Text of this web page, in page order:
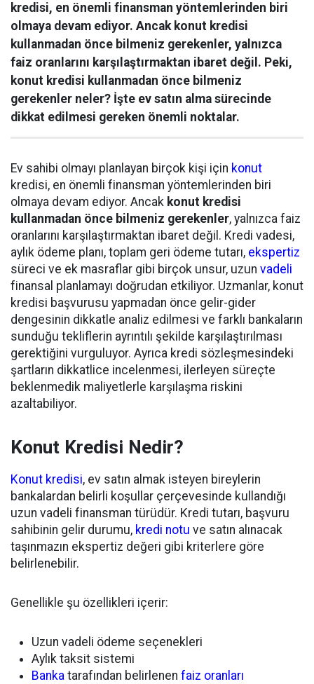
kredisi, en önemli finansman yöntemlerinden biri
olmaya devam ediyor. Ancak konut kredisi
kullanmadan önce bilmeniz gerekenler, yalnızca
faiz oranlarını karşılaştırmaktan ibaret değil. Peki,
konut kredisi kullanmadan önce bilmeniz
gerekenler neler? İşte ev satın alma sürecinde
dikkat edilmesi gereken önemli noktalar.
Ev sahibi olmayı planlayan birçok kişi için konut
kredisi, en önemli finansman yöntemlerinden biri
olmaya devam ediyor. Ancak konut kredisi
kullanmadan önce bilmeniz gerekenler, yalnızca faiz
oranlarını karşılaştırmaktan ibaret değil. Kredi vadesi,
aylık ödeme planı, toplam geri ödeme tutarı, ekspertiz
süreci ve ek masraflar gibi birçok unsur, uzun vadeli
finansal planlamayı doğrudan etkiliyor. Uzmanlar, konut
kredisi başvurusu yapmadan önce gelir-gider
dengesinin dikkatle analiz edilmesi ve farklı bankaların
sunduğu tekliflerin ayrıntılı şekilde karşılaştırılması
gerektiğini vurguluyor. Ayrıca kredi sözleşmesindeki
şartların dikkatlice incelenmesi, ilerleyen süreçte
beklenmedik maliyetlerle karşılaşma riskini
azaltabiliyor.
Konut Kredisi Nedir?
Konut kredisi, ev satın almak isteyen bireylerin
bankalardan belirli koşullar çerçevesinde kullandığı
uzun vadeli finansman türüdür. Kredi tutarı, başvuru
sahibinin gelir durumu, kredi notu ve satın alınacak
taşınmazın ekspertiz değeri gibi kriterlere göre
belirlenebilir.
Genellikle şu özellikleri içerir:
Uzun vadeli ödeme seçenekleri
Aylık taksit sistemi
Banka tarafından belirlenen faiz oranları